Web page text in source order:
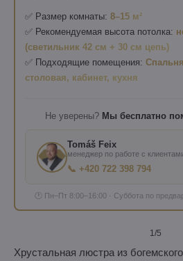
✅ Размер комнаты: 8–15 м²
✅ Рекомендуемая высота потолка:
(светильник 42 см + 30 см цепь)
✅ Подходящие помещения:
столовая, кабинет, кухня
Не уверены? Мы бесплатно
Tomáš Feix
менеджер по работе с
📞 +420 722 398 794
🕐 Пн–Пт 8:00–16:00 · Суббота по
1/5
Хрустальная люстра из